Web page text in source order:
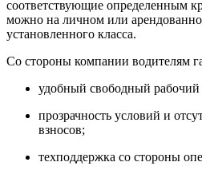
соответствующие определенным
можно на личном или
установленного класса.
Со стороны компании водителям
удобный свободный рабочий
прозрачность условий и
взносов;
техподдержка со стороны